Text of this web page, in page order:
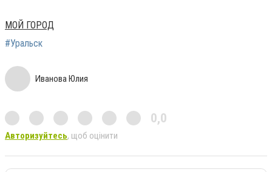
МОЙ ГОРОД
#Уральск
Иванова Юлия
0,0
Авторизуйтесь, щоб оцінити